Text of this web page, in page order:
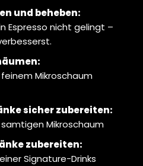
und beheben:
Espresso nicht gelingt –
Mikroschaum
sicher zubereiten:
Mikroschaum
zubereiten:
Signature-Drinks